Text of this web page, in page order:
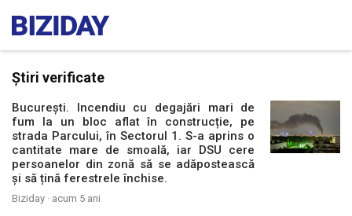
Știri verificate
București. Incendiu cu degajări mari de
fum la un bloc aflat în construcție, pe
strada Parcului, în Sectorul 1. S-a aprins o
cantitate mare de smoală, iar DSU cere
persoanelor din zonă să se adăpostească
și să țină ferestrele închise.
Biziday · acum 5 ani